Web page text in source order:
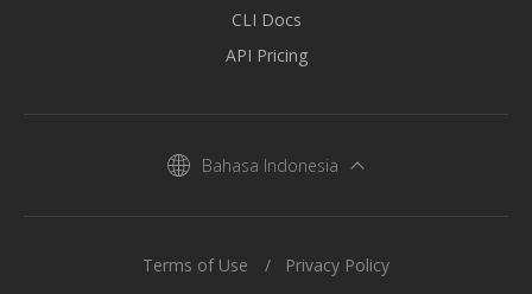
CLI Docs
API Pricing
Bahasa Indonesia
Terms of Use Privacy Policy